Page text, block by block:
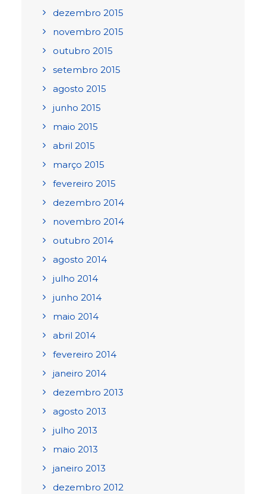
dezembro 2015
novembro 2015
outubro 2015
setembro 2015
agosto 2015
junho 2015
maio 2015
abril 2015
março 2015
fevereiro 2015
dezembro 2014
novembro 2014
outubro 2014
agosto 2014
julho 2014
junho 2014
maio 2014
abril 2014
fevereiro 2014
janeiro 2014
dezembro 2013
agosto 2013
julho 2013
maio 2013
janeiro 2013
dezembro 2012